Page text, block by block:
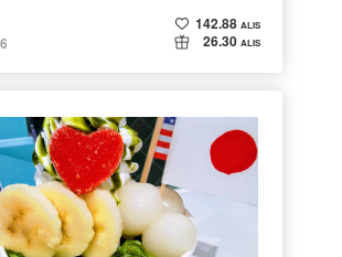
142.88 ALIS
26.30 ALIS